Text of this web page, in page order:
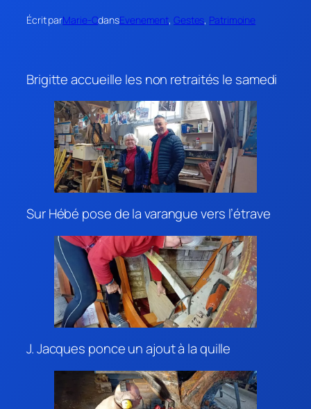
Écrit parMarie-OdansEvenement, Gestes, Patrimoine
Brigitte accueille les non retraités le samedi
Sur Hébé pose de la varangue vers l’étrave
J. Jacques ponce un ajout à la quille